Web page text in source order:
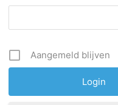
Aangemeld blijven